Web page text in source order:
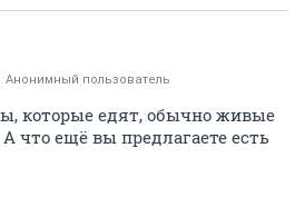
Анонимный пользователь
которые едят, обычно живые
ещё вы предлагаете есть